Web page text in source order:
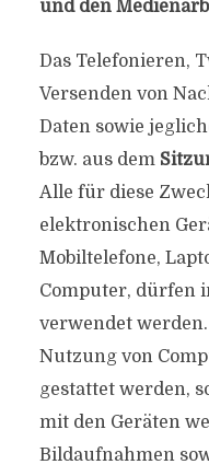
und den
Das Telefonieren,
Versenden von
Daten sowie
bzw. aus dem
Alle für diese
elektronischen
Mobiltelefone,
Computer, dürfen
verwendet
Nutzung von
gestattet werden,
mit den Geräten
Bildaufnahmen